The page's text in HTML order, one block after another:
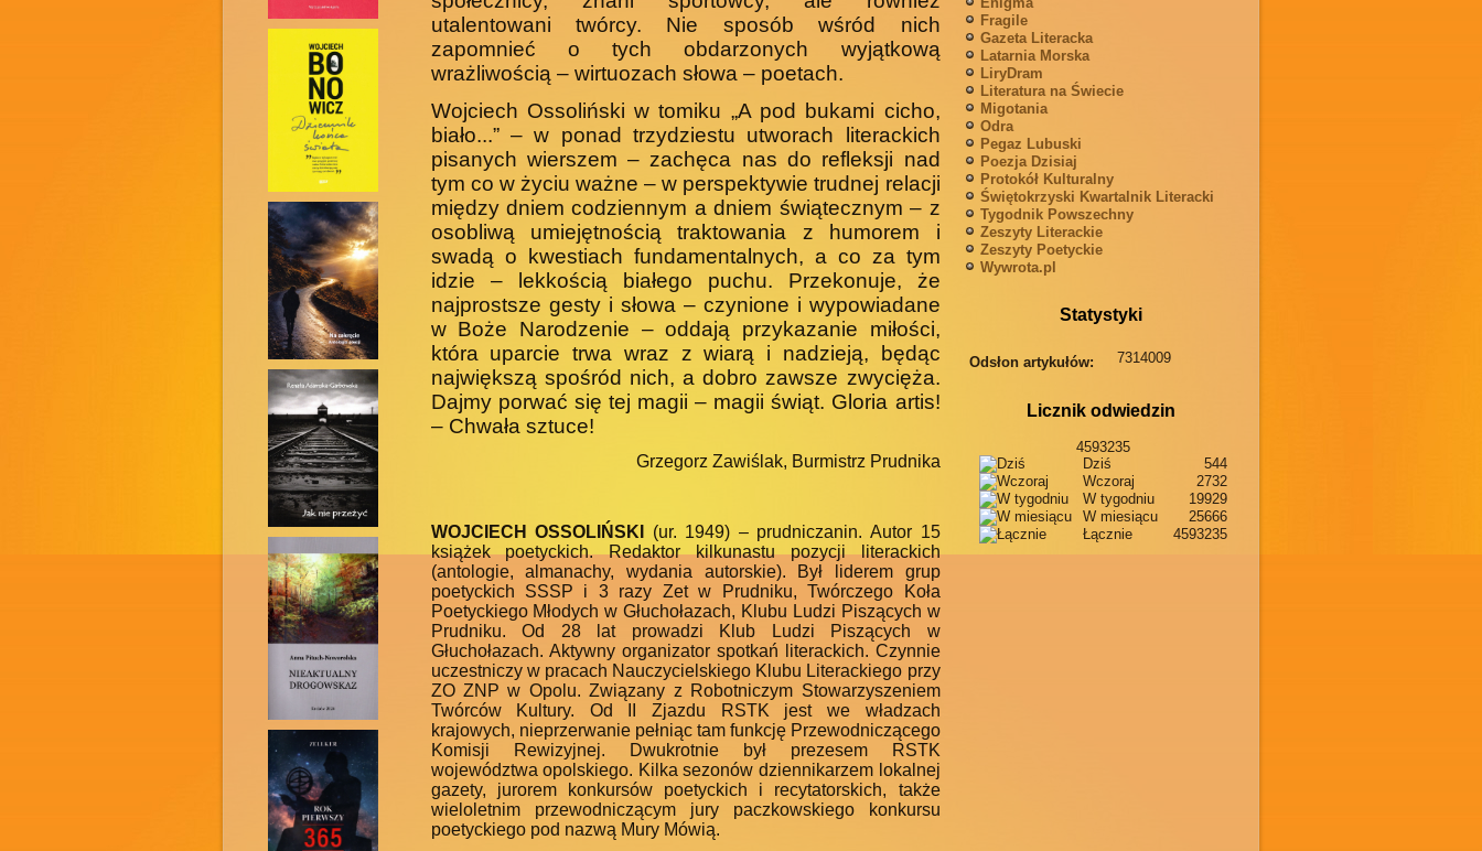
utalentowani twórcy. Nie sposób wśród nich
zapomnieć o tych obdarzonych wyjątkową
wrażliwością – wirtuozach słowa – poetach.
Wojciech Ossoliński w tomiku „A pod bukami cicho,
biało...” – w ponad trzydziestu utworach literackich
pisanych wierszem – zachęca nas do refleksji nad
tym co w życiu ważne – w perspektywie trudnej relacji
między dniem codziennym a dniem świątecznym – z
osobliwą umiejętnością traktowania z humorem i
swadą o kwestiach fundamentalnych, a co za tym
idzie – lekkością białego puchu. Przekonuje, że
najprostsze gesty i słowa – czynione i wypowiadane
w Boże Narodzenie – oddają przykazanie miłości,
która uparcie trwa wraz z wiarą i nadzieją, będąc
największą spośród nich, a dobro zawsze zwycięża.
Dajmy porwać się tej magii – magii świąt. Gloria artis!
– Chwała sztuce!
Grzegorz Zawiślak, Burmistrz Prudnika
WOJCIECH OSSOLIŃSKI
(ur. 1949) – prudniczanin. Autor 15
książek poetyc­kich. Redaktor kilkunastu pozycji literac­kich
(antologie, almanachy, wydania autorskie). Był liderem grup
poetyckich SSSP i 3 razy Zet w Prudniku, Twórczego Koła
Poetyckiego Młodych w Głuchoła­zach, Klubu Ludzi Piszących w
Prudniku. Od 28 lat prowadzi Klub Ludzi Piszących w
Głuchołazach. Aktywny organizator spotkań literackich. Czynnie
uczestniczy w pracach Nauczycielskiego Klubu Literackiego przy
ZO ZNP w Opolu. Związany z Robotniczym Stowarzyszeniem
Twórców Kultury. Od II Zjazdu RSTK jest we władzach
krajowych, nie­przerwanie pełniąc tam funkcję Przewodniczącego
Komisji Rewizyjnej. Dwukrotnie był prezesem RSTK
województwa opolskiego. Kil­ka sezonów dziennikarzem lokalnej
gazety, jurorem konkursów poetyckich i recytatorskich, także
wieloletnim prze­wodniczącym jury paczkowskiego konkursu
poetyckiego pod nazwą Mury Mówią.
Fragile
Gazeta Literacka
Latarnia Morska
LiryDram
Literatura na Świecie
Migotania
Odra
Pegaz Lubuski
Poezja Dzisiaj
Protokół Kulturalny
Świętokrzyski Kwartalnik Literacki
Tygodnik Powszechny
Zeszyty Literackie
Zeszyty Poetyckie
Wywrota.pl
Statystyki
Odsłon artykułów: 7314009
Licznik odwiedzin
4593235
Dziś
544
Wczoraj
2732
W tygodniu
19929
W miesiącu
25666
Łącznie
4593235